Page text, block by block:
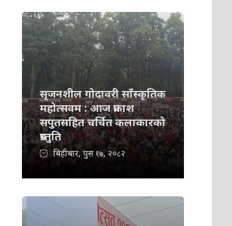
सृजनशील गोदावरी साँस्कृतिक
महोत्सवम : आज प्रकाश
सपुतसहित चर्चित कलाकारको
प्रस्तुति
बिहीबार, पुस १७, २०८२